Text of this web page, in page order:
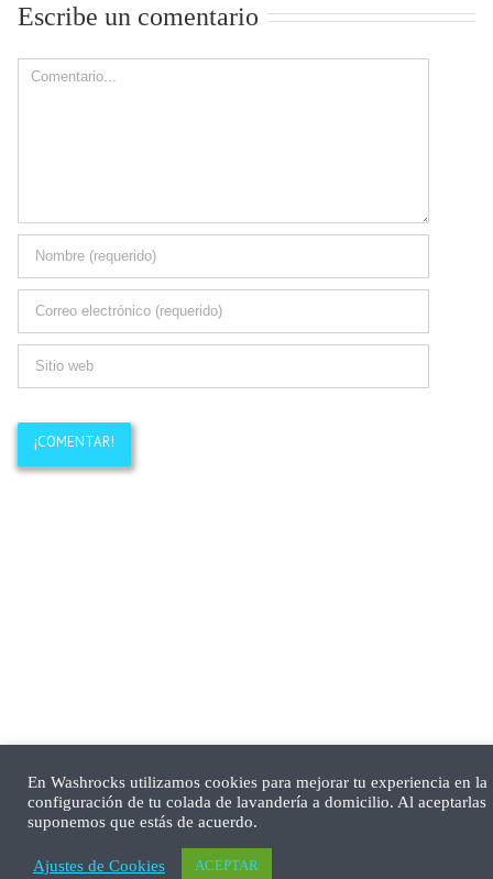
Escribe un comentario
Comment
En Washrocks utilizamos cookies para mejorar tu experiencia en la
configuración de tu colada de lavandería a domicilio. Al aceptarlas
suponemos que estás de acuerdo.
Ajustes de Cookies ACEPTAR